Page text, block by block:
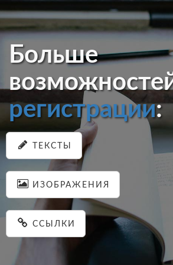
Больше
регистрации:
ТЕКСТЫ
ИЗОБРАЖЕНИЯ
ССЫЛКИ